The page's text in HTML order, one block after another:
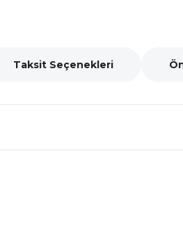
Taksit Seçenekleri